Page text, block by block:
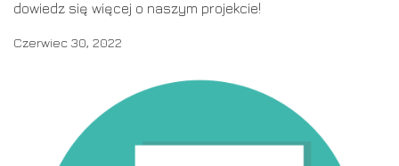
dowiedz się więcej o naszym projekcie!
Czerwiec 30, 2022